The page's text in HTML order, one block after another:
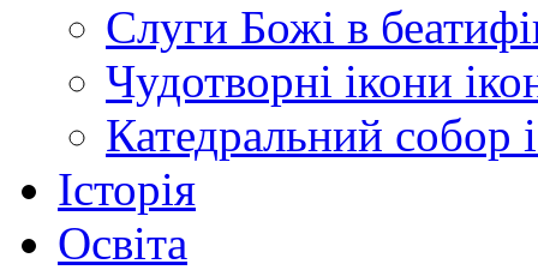
Слуги Божі в
Чудотворні ікони
Катедральний собор
Історія
Освіта